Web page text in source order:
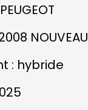
PEUGEOT
NOUVEAU
: hybride